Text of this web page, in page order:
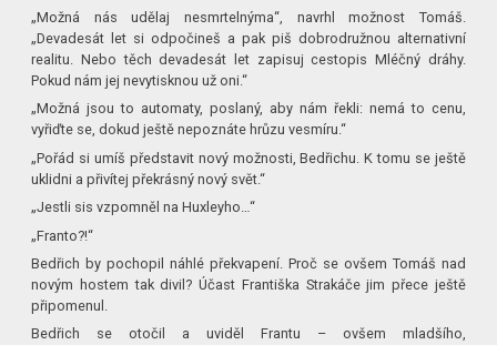
„Možná nás udělaj nesmrtelnýma“, navrhl možnost Tomáš.
„Devadesát let si odpočineš a pak piš dobrodružnou alternativní
realitu. Nebo těch devadesát let zapisuj cestopis Mléčný dráhy.
Pokud nám jej nevytisknou už oni.“
„Možná jsou to automaty, poslaný, aby nám řekli: nemá to cenu,
vyřiďte se, dokud ještě nepoznáte hrůzu vesmíru.“
„Pořád si umíš představit nový možnosti, Bedřichu. K tomu se ještě
uklidni a přivítej překrásný nový svět.“
„Jestli sis vzpomněl na Huxleyho…“
„Franto?!“
Bedřich by pochopil náhlé překvapení. Proč se ovšem Tomáš nad
novým hostem tak divil? Účast Františka Strakáče jim přece ještě
připomenul.
Bedřich se otočil a uviděl Frantu – ovšem mladšího,